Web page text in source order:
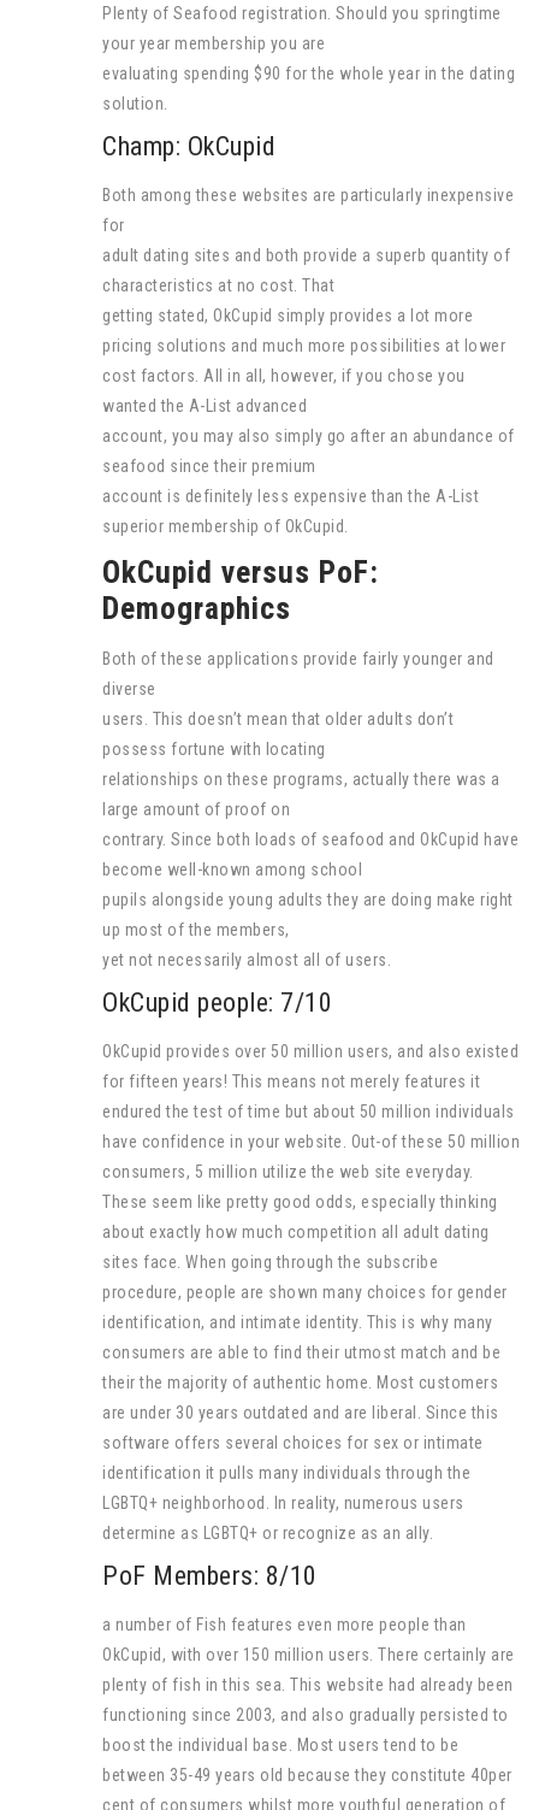
Plenty of Seafood registration. Should you springtime
your year membership you are
evaluating spending $90 for the whole year in the dating
solution.
Champ: OkCupid
Both among these websites are particularly inexpensive
for
adult dating sites and both provide a superb quantity of
characteristics at no cost. That
getting stated, OkCupid simply provides a lot more
pricing solutions and much more possibilities at lower
cost factors. All in all, however, if you chose you
wanted the A-List advanced
account, you may also simply go after an abundance of
seafood since their premium
account is definitely less expensive than the A-List
superior membership of OkCupid.
OkCupid versus PoF:
Demographics
Both of these applications provide fairly younger and
diverse
users. This doesn’t mean that older adults don’t
possess fortune with locating
relationships on these programs, actually there was a
large amount of proof on
contrary. Since both loads of seafood and OkCupid have
become well-known among school
pupils alongside young adults they are doing make right
up most of the members,
yet not necessarily almost all of users.
OkCupid people: 7/10
OkCupid provides over 50 million users, and also existed
for fifteen years! This means not merely features it
endured the test of time but about 50 million individuals
have confidence in your website. Out-of these 50 million
consumers, 5 million utilize the web site everyday.
These seem like pretty good odds, especially thinking
about exactly how much competition all adult dating
sites face. When going through the subscribe
procedure, people are shown many choices for gender
identification, and intimate identity. This is why many
consumers are able to find their utmost match and be
their the majority of authentic home. Most customers
are under 30 years outdated and are liberal. Since this
software offers several choices for sex or intimate
identification it pulls many individuals through the
LGBTQ+ neighborhood. In reality, numerous users
determine as LGBTQ+ or recognize as an ally.
PoF Members: 8/10
a number of Fish features even more people than
OkCupid, with over 150 million users. There certainly are
plenty of fish in this sea. This website had already been
functioning since 2003, and also gradually persisted to
boost the individual base. Most users tend to be
between 35-49 years old because they constitute 40per
cent of consumers whilst more youthful generation of